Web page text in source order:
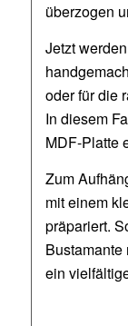
überzogen
Jetzt
oder für die
In diesem
MDF-Platte
Zum
mit einem
präpariert.
ein